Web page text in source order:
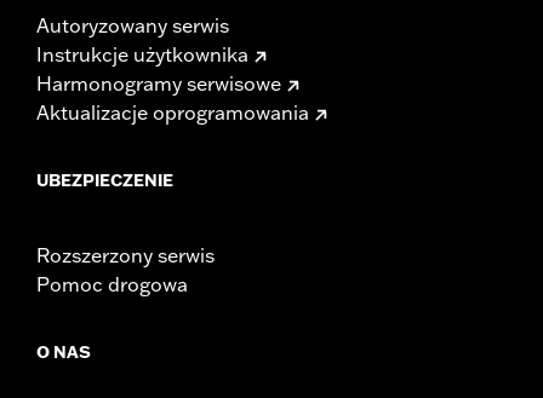
Autoryzowany serwis
Instrukcje użytkownika
Harmonogramy serwisowe
Aktualizacje oprogramowania
UBEZPIECZENIE
Rozszerzony serwis
Pomoc drogowa
O NAS